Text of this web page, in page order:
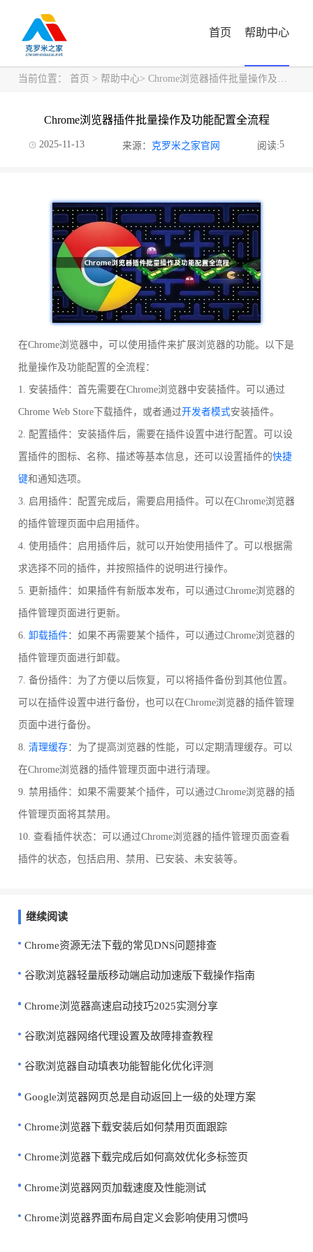
首页 帮助中心
当前位置： 首页 > 帮助中心> Chrome浏览器插件批量操作及功能配置全流程
Chrome浏览器插件批量操作及功能配置全流程
2025-11-13 来源： 克罗米之家官网 阅读:5
在Chrome浏览器中，可以使用插件来扩展浏览器的功能。以下是
批量操作及功能配置的全流程：
1. 安装插件：首先需要在Chrome浏览器中安装插件。可以通过
Chrome Web Store下载插件，或者通过开发者模式安装插件。
2. 配置插件：安装插件后，需要在插件设置中进行配置。可以设
置插件的图标、名称、描述等基本信息，还可以设置插件的快捷
键和通知选项。
3. 启用插件：配置完成后，需要启用插件。可以在Chrome浏览器
的插件管理页面中启用插件。
4. 使用插件：启用插件后，就可以开始使用插件了。可以根据需
求选择不同的插件，并按照插件的说明进行操作。
5. 更新插件：如果插件有新版本发布，可以通过Chrome浏览器的
插件管理页面进行更新。
6. 卸载插件：如果不再需要某个插件，可以通过Chrome浏览器的
插件管理页面进行卸载。
7. 备份插件：为了方便以后恢复，可以将插件备份到其他位置。
可以在插件设置中进行备份，也可以在Chrome浏览器的插件管理
页面中进行备份。
8. 清理缓存：为了提高浏览器的性能，可以定期清理缓存。可以
在Chrome浏览器的插件管理页面中进行清理。
9. 禁用插件：如果不需要某个插件，可以通过Chrome浏览器的插
件管理页面将其禁用。
10. 查看插件状态：可以通过Chrome浏览器的插件管理页面查看
插件的状态，包括启用、禁用、已安装、未安装等。
继续阅读
Chrome资源无法下载的常见DNS问题排查
谷歌浏览器轻量版移动端启动加速版下载操作指南
Chrome浏览器高速启动技巧2025实测分享
谷歌浏览器网络代理设置及故障排查教程
谷歌浏览器自动填表功能智能化优化评测
Google浏览器网页总是自动返回上一级的处理方案
Chrome浏览器下载安装后如何禁用页面跟踪
Chrome浏览器下载完成后如何高效优化多标签页
Chrome浏览器网页加载速度及性能测试
Chrome浏览器界面布局自定义会影响使用习惯吗